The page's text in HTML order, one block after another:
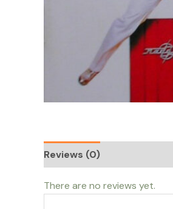
Reviews (0)
There are no reviews yet.